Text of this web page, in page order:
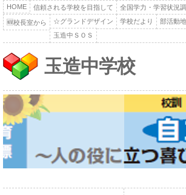
HOME 信頼される学校を目指して 全国学力・学習状況
🆕校長室から ☆グランドデザイン 学校だより 部活動
玉造中ＳＯＳ
玉造中学校